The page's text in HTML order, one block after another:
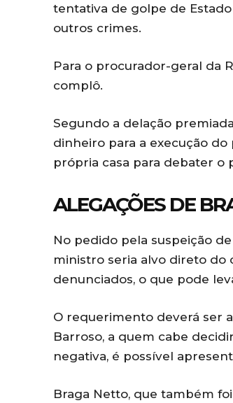
tentativa de golpe de
outros crimes.
Para o procurador-geral da
complô.
Segundo a delação
dinheiro para a execução
própria casa para debater o
ALEGAÇÕES DE
No pedido pela suspeição
ministro seria alvo direto do
denunciados, o que pode
O requerimento deverá ser
Barroso, a quem cabe
negativa, é possível
Braga Netto, que também